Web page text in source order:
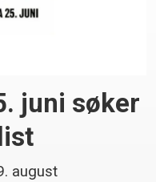
juni søker
august